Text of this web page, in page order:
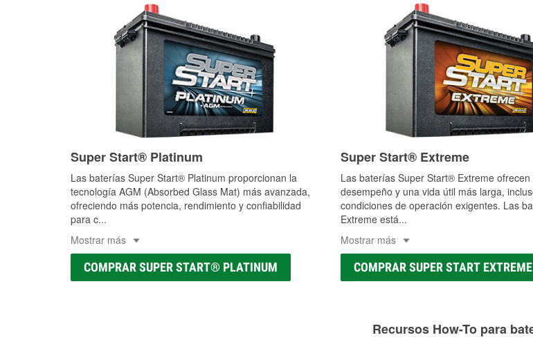
Super Start® Platinum
Las baterías Super Start® Platinum proporcionan la
tecnología AGM (Absorbed Glass Mat) más avanzada,
ofreciendo más potencia, rendimiento y confiabilidad
para c...
Mostrar más
COMPRAR SUPER START® PLATINUM
Super Start® Extreme
Las baterías Super Start® Extreme
desempeño y una vida útil más larga,
condiciones de operación exigentes. Las
Extreme está...
Mostrar más
COMPRAR SUPER START EXTREME
Recursos How-To para